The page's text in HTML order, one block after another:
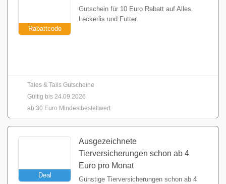
Rabattcode
Gutschein für 10 Euro Rabatt auf Alles.
Leckerlis und Futter.
Tales & Tails Gutscheine
Gültig bis 24.09.2026
ab 30 Euro Mindestbestellwert
Deal
Ausgezeichnete
Tierversicherungen schon ab 4
Euro pro Monat
Günstige Tierversicherungen schon ab 4